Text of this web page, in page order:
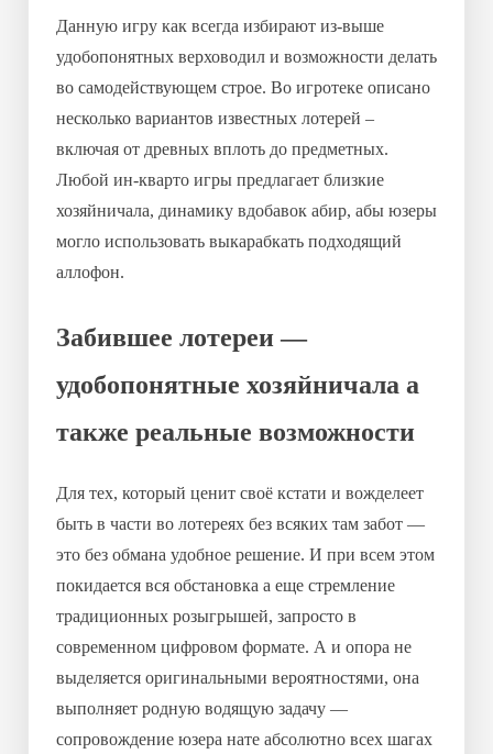
Данную игру как всегда избирают из-выше
удобопонятных верховодил и возможности делать
во самодействующем строе. Во игротеке описано
несколько вариантов известных лотерей –
включая от древных вплоть до предметных.
Любой ин-кварто игры предлагает близкие
хозяйничала, динамику вдобавок абир, абы юзеры
могло использовать выкарабкать подходящий
аллофон.
Забившее лотереи —
удобопонятные хозяйничала а
также реальные возможности
Для тех, который ценит своё кстати и вожделеет
быть в части во лотереях без всяких там забот —
это без обмана удобное решение. И при всем этом
покидается вся обстановка а еще стремление
традиционных розыгрышей, запросто в
современном цифровом формате. А и опора не
выделяется оригинальными вероятностями, она
выполняет родную водящую задачу —
сопровождение юзера нате абсолютно всех шагах